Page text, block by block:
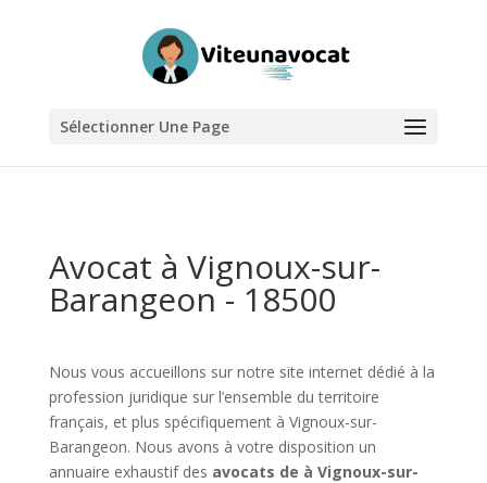
Sélectionner Une Page
Avocat à Vignoux-sur-
Barangeon - 18500
Nous vous accueillons sur notre site internet dédié à la
profession juridique sur l’ensemble du territoire
français, et plus spécifiquement à Vignoux-sur-
Barangeon. Nous avons à votre disposition un
annuaire exhaustif des avocats de à Vignoux-sur-